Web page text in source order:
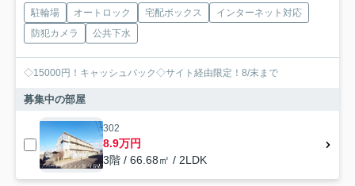
駐輪場 オートロック 宅配ボックス
インターネット対応
防犯カメラ
公共下水
◇15000円！キャッシュバック◇サイト経由限定！8/末まで
募集中の部屋
302
8.9万円
3階 / 66.68㎡ / 2LDK